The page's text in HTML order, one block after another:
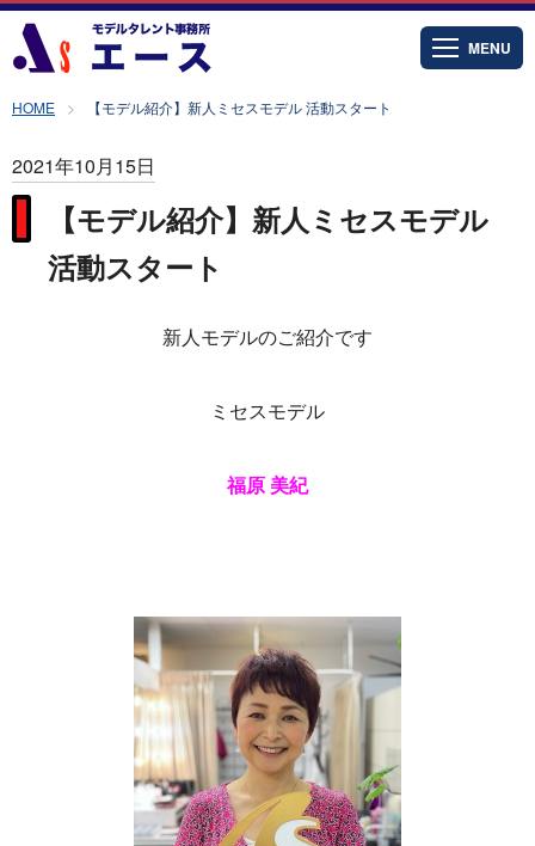
MENU
HOME 【モデル紹介】新人ミセスモデル 活動スタート
2021年10月15日
【モデル紹介】新人ミセスモデル
活動スタート
新人モデルのご紹介です
ミセスモデル
福原 美紀